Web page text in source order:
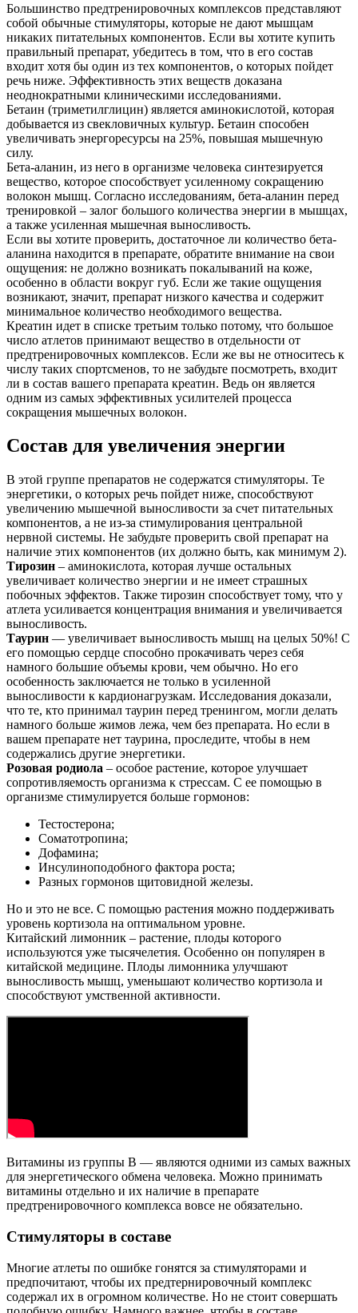
Большинство предтренировочных комплексов представляют
собой обычные стимуляторы, которые не дают мышцам
никаких питательных компонентов. Если вы хотите купить
правильный препарат, убедитесь в том, что в его состав
входит хотя бы один из тех компонентов, о которых пойдет
речь ниже. Эффективность этих веществ доказана
неоднократными клиническими исследованиями.
Бетаин (триметилглицин) является аминокислотой, которая
добывается из свекловичных культур. Бетаин способен
увеличивать энергоресурсы на 25%, повышая мышечную
силу.
Бета-аланин, из него в организме человека синтезируется
вещество, которое способствует усиленному сокращению
волокон мышц. Согласно исследованиям, бета-аланин перед
тренировкой – залог большого количества энергии в мышцах,
а также усиленная мышечная выносливость.
Если вы хотите проверить, достаточное ли количество бета-
аланина находится в препарате, обратите внимание на свои
ощущения: не должно возникать покалываний на коже,
особенно в области вокруг губ. Если же такие ощущения
возникают, значит, препарат низкого качества и содержит
минимальное количество необходимого вещества.
Креатин идет в списке третьим только потому, что большое
число атлетов принимают вещество в отдельности от
предтренировочных комплексов. Если же вы не относитесь к
числу таких спортсменов, то не забудьте посмотреть, входит
ли в состав вашего препарата креатин. Ведь он является
одним из самых эффективных усилителей процесса
сокращения мышечных волокон.
Состав для увеличения энергии
В этой группе препаратов не содержатся стимуляторы. Те
энергетики, о которых речь пойдет ниже, способствуют
увеличению мышечной выносливости за счет питательных
компонентов, а не из-за стимулирования центральной
нервной системы. Не забудьте проверить свой препарат на
наличие этих компонентов (их должно быть, как минимум 2).
Тирозин – аминокислота, которая лучше остальных
увеличивает количество энергии и не имеет страшных
побочных эффектов. Также тирозин способствует тому, что у
атлета усиливается концентрация внимания и увеличивается
выносливость.
Таурин — увеличивает выносливость мышц на целых 50%! С
его помощью сердце способно прокачивать через себя
намного большие объемы крови, чем обычно. Но его
особенность заключается не только в усиленной
выносливости к кардионагрузкам. Исследования доказали,
что те, кто принимал таурин перед тренингом, могли делать
намного больше жимов лежа, чем без препарата. Но если в
вашем препарате нет таурина, проследите, чтобы в нем
содержались другие энергетики.
Розовая родиола – особое растение, которое улучшает
сопротивляемость организма к стрессам. С ее помощью в
организме стимулируется больше гормонов:
Тестостерона;
Соматотропина;
Дофамина;
Инсулиноподобного фактора роста;
Разных гормонов щитовидной железы.
Но и это не все. С помощью растения можно поддерживать
уровень кортизола на оптимальном уровне.
Китайский лимонник – растение, плоды которого
используются уже тысячелетия. Особенно он популярен в
китайской медицине. Плоды лимонника улучшают
выносливость мышц, уменьшают количество кортизола и
способствуют умственной активности.
Витамины из группы В — являются одними из самых важных
для энергетического обмена человека. Можно принимать
витамины отдельно и их наличие в препарате
предтренировочного комплекса вовсе не обязательно.
Стимуляторы в составе
Многие атлеты по ошибке гонятся за стимуляторами и
предпочитают, чтобы их предтернировочный комплекс
содержал их в огромном количестве. Но не стоит совершать